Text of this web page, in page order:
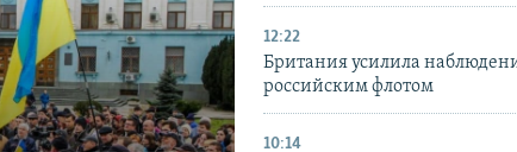
12:22
Британия усилила
российским флотом
10:14